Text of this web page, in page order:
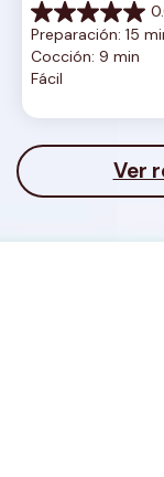
0.0
de
5
estrellas.
Preparación: 15
Cocción: 9 min
Fácil
Ver